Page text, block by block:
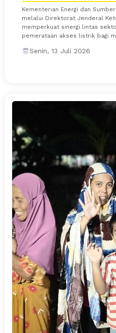
Kementerian Energi dan
melalui Direktorat Jenderal
memperkuat sinergi lintas
pemerataan akses listrik bagi
Senin, 13 Juli 2026